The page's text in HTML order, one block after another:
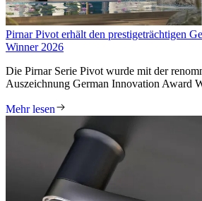
Pirnar Pivot erhält den prestigeträchtigen
Winner 2026
Die Pirnar Serie Pivot wurde mit der
Auszeichnung German Innovation Award
Mehr lesen